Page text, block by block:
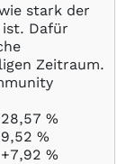
stark der
Dafür
Zeitraum.
%
%
%